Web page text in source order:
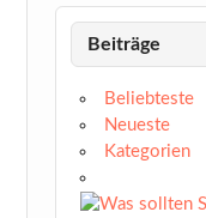
Beiträge
Beliebteste
Neueste
Kategorien